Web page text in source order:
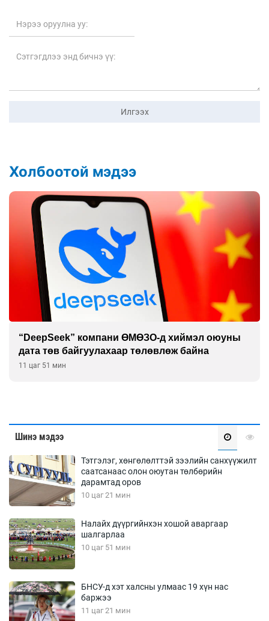
Илгээх
Холбоотой мэдээ
“DeepSeek” компани ӨМӨЗО-д хиймэл оюуны
дата төв байгуулахаар төлөвлөж байна
11 цаг 51 мин
Шинэ мэдээ
Тэтгэлэг, хөнгөлөлттэй зээлийн санхүүжилт
саатсанаас олон оюутан төлбөрийн
дарамтад оров
10 цаг 21 мин
Налайх дүүргийнхэн хошой аваргаар
шалгарлаа
10 цаг 51 мин
БНСУ-д хэт халсны улмаас 19 хүн нас
баржээ
11 цаг 21 мин